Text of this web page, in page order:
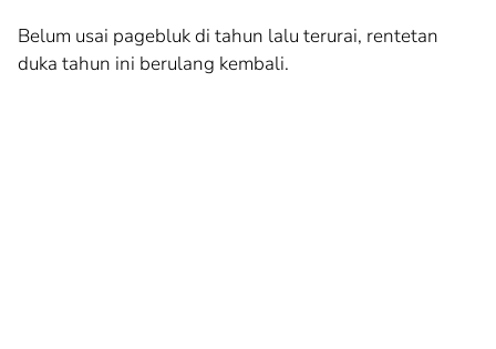
Belum usai pagebluk di tahun lalu terurai, rentetan
duka tahun ini berulang kembali.